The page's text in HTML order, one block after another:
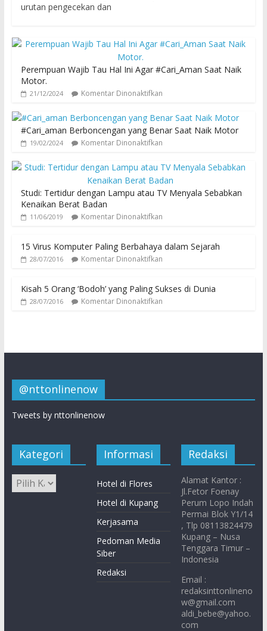
urutan pengecekan dan
Perempuan Wajib Tau Hal Ini Agar #Cari_Aman Saat Naik
Motor.
21/12/2024 Komentar Dinonaktifkan
#Cari_aman Berboncengan yang Benar Saat Naik Motor
19/02/2024 Komentar Dinonaktifkan
Studi: Tertidur dengan Lampu atau TV Menyala Sebabkan
Kenaikan Berat Badan
11/06/2019 Komentar Dinonaktifkan
15 Virus Komputer Paling Berbahaya dalam Sejarah
28/07/2016 Komentar Dinonaktifkan
Kisah 5 Orang ‘Bodoh’ yang Paling Sukses di Dunia
28/07/2016 Komentar Dinonaktifkan
@nttonlinenow
Tweets by nttonlinenow
Kategori Informasi
Hotel di Flores
Hotel di Kupang
Kerjasama
Pedoman Media
Siber
Redaksi
Redaksi
Alamat Kantor :
Jl.Fetor Foenay
Perum Lopo Indah
Permai Blok Y1/14
, Tlp 08113824479
Kupang – Nusa
Tenggara Timur –
Indonesia
Email :
redaksinttonlineno
w@gmail.com
aldi_bebe@yahoo.
com